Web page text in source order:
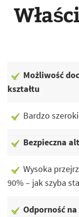
Możliwość
kształtu
Bardzo
Bezpieczna
Wysoka
90% – jak szyba
Odporność